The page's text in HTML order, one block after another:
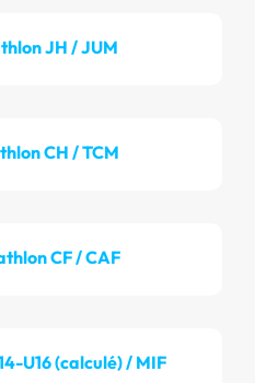
JH / JUM
CH / TCM
CF / CAF
U16 (calculé) / MIF